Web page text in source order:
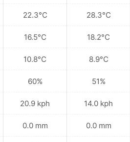
22.3°C
16.5°C
10.8°C
60%
20.9 kph
0.0 mm
28.3°C
18.2°C
8.9°C
51%
14.0 kph
0.0 mm